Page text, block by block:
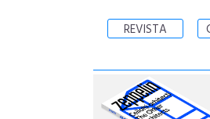
REVISTA